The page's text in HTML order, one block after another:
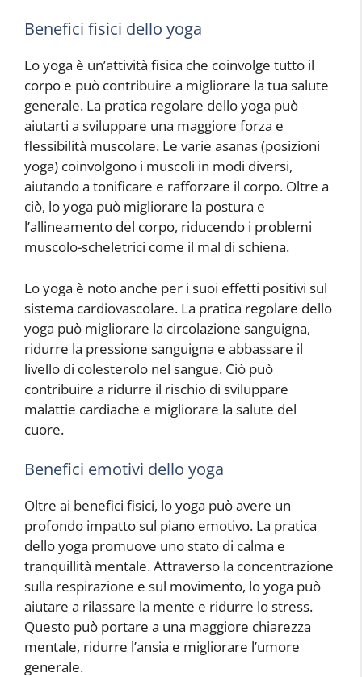
Benefici fisici dello yoga
Lo yoga è un’attività fisica che coinvolge tutto il
corpo e può contribuire a migliorare la tua salute
generale. La pratica regolare dello yoga può
aiutarti a sviluppare una maggiore forza e
flessibilità muscolare. Le varie asanas (posizioni
yoga) coinvolgono i muscoli in modi diversi,
aiutando a tonificare e rafforzare il corpo. Oltre a
ciò, lo yoga può migliorare la postura e
l’allineamento del corpo, riducendo i problemi
muscolo-scheletrici come il mal di schiena.
Lo yoga è noto anche per i suoi effetti positivi sul
sistema cardiovascolare. La pratica regolare dello
yoga può migliorare la circolazione sanguigna,
ridurre la pressione sanguigna e abbassare il
livello di colesterolo nel sangue. Ciò può
contribuire a ridurre il rischio di sviluppare
malattie cardiache e migliorare la salute del
cuore.
Benefici emotivi dello yoga
Oltre ai benefici fisici, lo yoga può avere un
profondo impatto sul piano emotivo. La pratica
dello yoga promuove uno stato di calma e
tranquillità mentale. Attraverso la concentrazione
sulla respirazione e sul movimento, lo yoga può
aiutare a rilassare la mente e ridurre lo stress.
Questo può portare a una maggiore chiarezza
mentale, ridurre l’ansia e migliorare l’umore
generale.